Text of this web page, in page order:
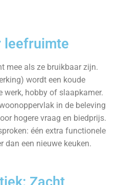
leefruimte
mee als ze bruikbaar zijn.
wordt een koude
werk, hobby of slaapkamer.
in de beleving
hogere vraag en biedprijs.
één extra functionele
dan een nieuwe keuken.